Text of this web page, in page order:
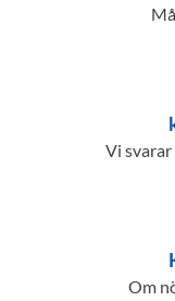
Vi
Om